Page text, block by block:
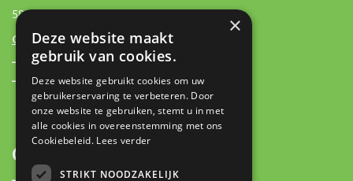
5803 AM Venray
Contactgegevens:
+31 (0)85 2362500
contact@plan-it.nl
OVER
×
Deze website maakt
gebruik van cookies.
Deze website gebruikt cookies om uw
gebruikerservaring te verbeteren. Door
onze website te gebruiken, stemt u in met
alle cookies in overeenstemming met ons
Cookiebeleid. Lees verder
STRIKT NOODZAKELIJK